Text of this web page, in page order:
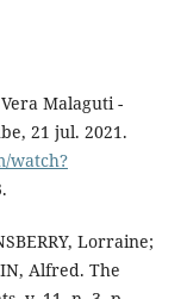
Vera Malaguti -
21 jul. 2021.
watch?
Lorraine;
Alfred. The